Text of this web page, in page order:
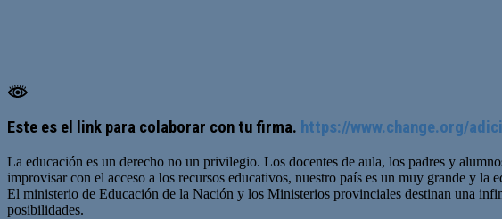
Este es el link para colaborar con tu firma. https://www.change.org/
La educación es un derecho no un privilegio. Los docentes de aula, los padres y
improvisar con el acceso a los recursos educativos, nuestro país es un muy grande y la
El ministerio de Educación de la Nación y los Ministerios provinciales destinan una
posibilidades.